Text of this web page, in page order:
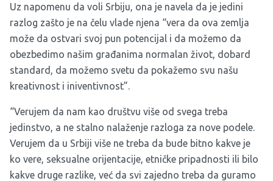
Uz napomenu da voli Srbiju, ona je navela da je jedini
razlog zašto je na čelu vlade njena “vera da ova zemlja
može da ostvari svoj pun potencijal i da možemo da
obezbedimo našim građanima normalan život, dobard
standard, da možemo svetu da pokažemo svu našu
kreativnost i iniventivnost”.
“Verujem da nam kao društvu više od svega treba
jedinstvo, a ne stalno nalaženje razloga za nove podele.
Verujem da u Srbiji više ne treba da bude bitno kakve je
ko vere, seksualne orijentacije, etničke pripadnosti ili bilo
kakve druge razlike, već da svi zajedno treba da guramo